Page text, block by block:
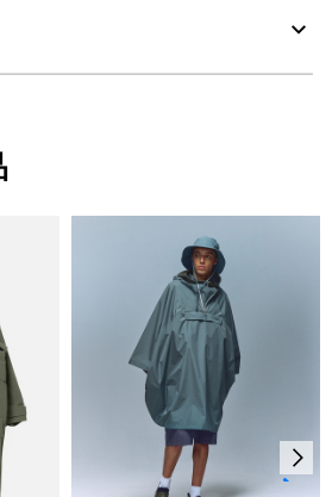
防臭
。
ができる。底面温度110℃を限度として
ロン仕上げ。
処理ができない。
グ処理ができる。：通常の処理
ライオンロック (006)
67.9
70
69.5 72.1